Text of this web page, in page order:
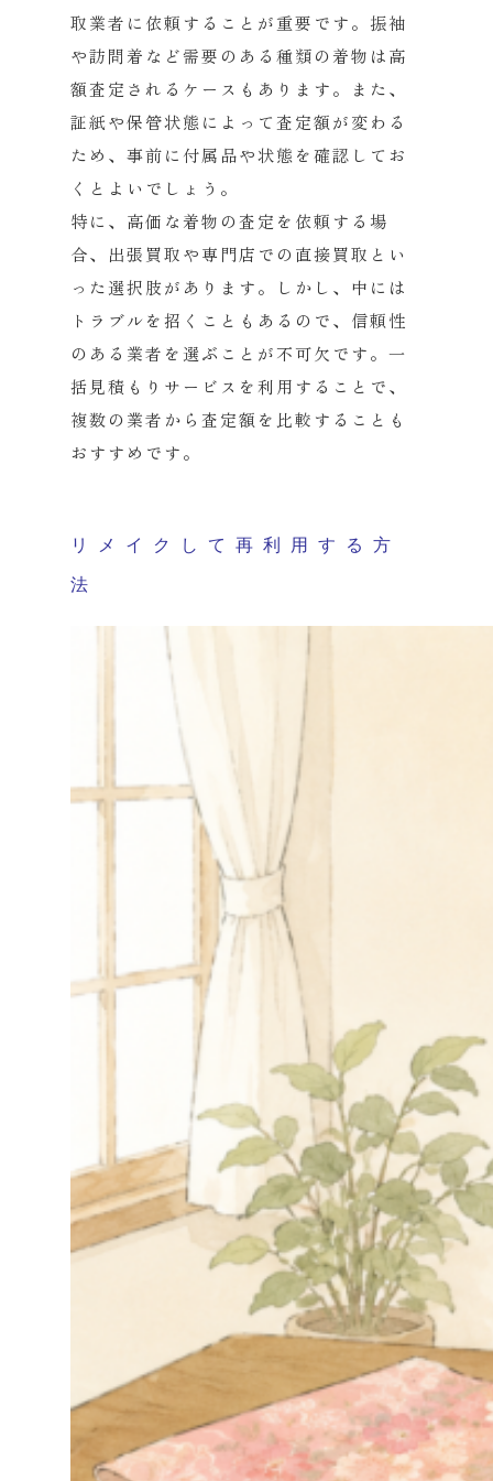
取業者に依頼することが重要です。 振袖
や訪問着など需要のある種類の着物は高
額査定されるケースも あります。また、
証紙や保管状態によって査定額が変わる
ため、 事前に付属品や状態を確認してお
くとよいでしょう。
特に、高価な着物の査定を依頼する場
合、 出張買取や専門店での直接買取とい
った選択肢があります。
しかし、中には
トラブルを招くこともあるので、 信頼性
のある業者を選ぶことが不可欠です。 一
括見積もりサービスを利用することで、
複数の業者から査定額を比較することも
おすすめです。
リメイクして再利用する方
法